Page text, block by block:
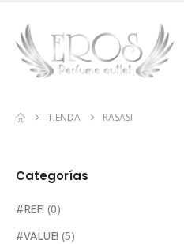
TIENDA RASASI
Categorías
#REF! (0)
#VALUE! (5)